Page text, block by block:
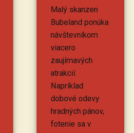
Malý skanzen
Bubeland ponúka
návštevníkom
viacero
zaujímavých
atrakcií.
Napríklad
dobové odevy
hradných pánov,
fotenie sa v